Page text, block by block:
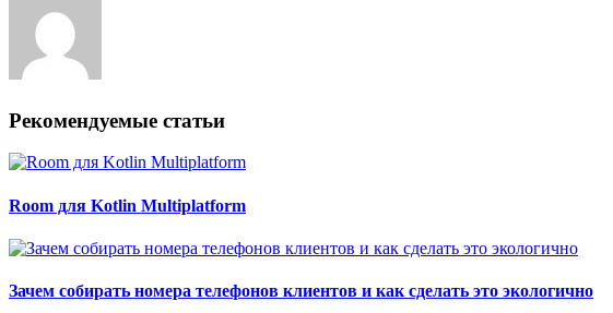
Рекомендуемые статьи
Room для Kotlin Multiplatform
Зачем собирать номера телефонов клиентов и как сделать это экологично